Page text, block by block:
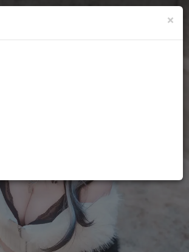
×
18+